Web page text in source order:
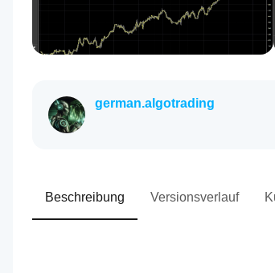
german.algotrading
Beschreibung Versionsverlauf